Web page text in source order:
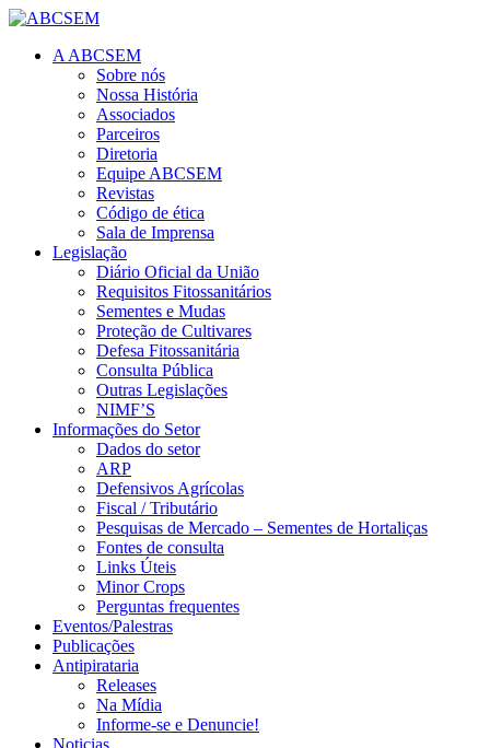
A ABCSEM
Sobre nós
Nossa História
Associados
Parceiros
Diretoria
Equipe ABCSEM
Revistas
Código de ética
Sala de Imprensa
Legislação
Diário Oficial da União
Requisitos Fitossanitários
Sementes e Mudas
Proteção de Cultivares
Defesa Fitossanitária
Consulta Pública
Outras Legislações
NIMF’S
Informações do Setor
Dados do setor
ARP
Defensivos Agrícolas
Fiscal / Tributário
Pesquisas de Mercado – Sementes de Hortaliças
Fontes de consulta
Links Úteis
Minor Crops
Perguntas frequentes
Eventos/Palestras
Publicações
Antipirataria
Releases
Na Mídia
Informe-se e Denuncie!
Noticias